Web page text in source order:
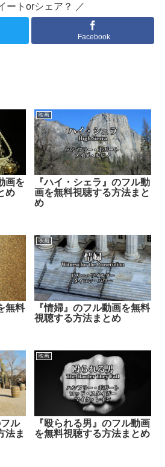
ートorシェア？ ／
Facebook
画を
め
映画
『ハイ・シェラ』のフル動
画を無料視聴する方法まと
め
無料
映画
『情婦』のフル動画を無料
視聴する方法まとめ
ル
法ま
映画
『殴られる男』のフル動画
を無料視聴する方法まとめ